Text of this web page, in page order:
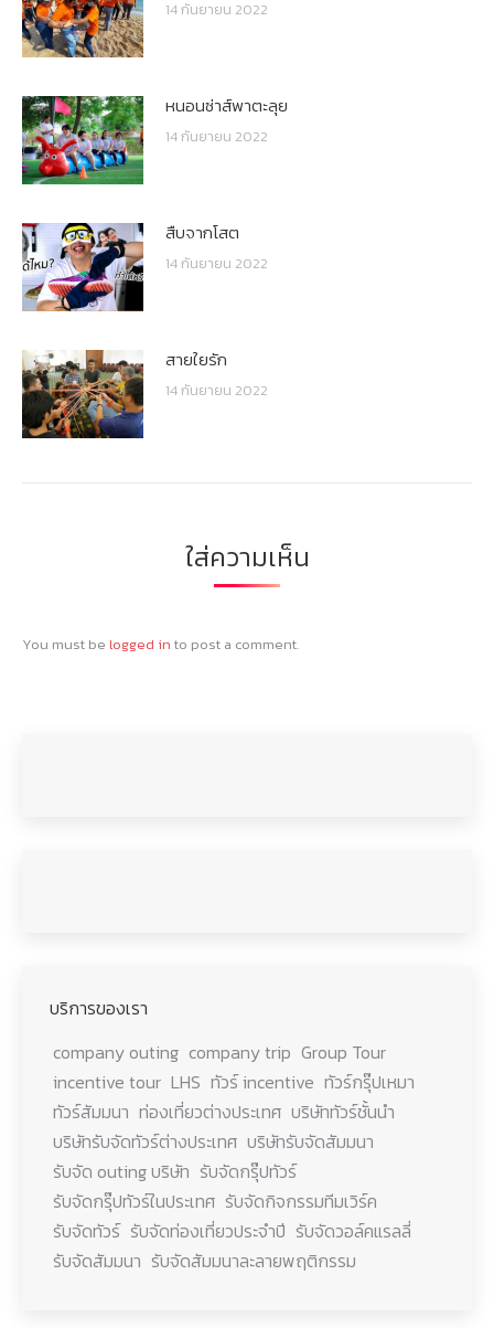
14 กันยายน 2022
หนอนซ่าส์พาตะลุย
14 กันยายน 2022
สืบจากโสต
14 กันยายน 2022
สายใยรัก
14 กันยายน 2022
ใส่ความเห็น
You must be logged in to post a comment.
บริการของเรา
company outing company trip Group Tour
incentive tour LHS ทัวร์ incentive ทัวร์กรุ๊ปเหมา
ทัวร์สัมมนา ท่องเที่ยวต่างประเทศ บริษัททัวร์ชั้นนำ
บริษัทรับจัดทัวร์ต่างประเทศ บริษัทรับจัดสัมมนา
รับจัด outing บริษัท รับจัดกรุ๊ปทัวร์
รับจัดกรุ๊ปทัวร์ในประเทศ รับจัดกิจกรรมทีมเวิร์ค
รับจัดทัวร์ รับจัดท่องเที่ยวประจำปี รับจัดวอล์คแรลลี่
รับจัดสัมมนา รับจัดสัมมนาละลายพฤติกรรม